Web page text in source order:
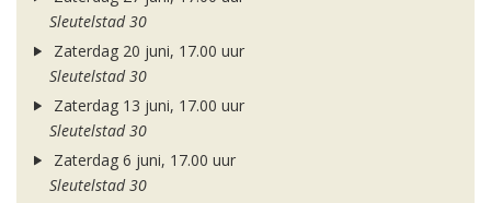
Sleutelstad 30
Zaterdag 20 juni, 17.00 uur
Sleutelstad 30
Zaterdag 13 juni, 17.00 uur
Sleutelstad 30
Zaterdag 6 juni, 17.00 uur
Sleutelstad 30